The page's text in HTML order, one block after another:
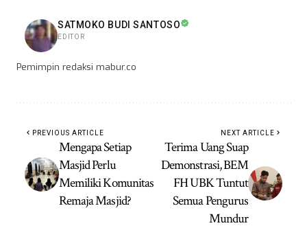
SATMOKO BUDI SANTOSO
EDITOR
Pemimpin redaksi mabur.co
PREVIOUS ARTICLE
Mengapa Setiap
Masjid Perlu
Memiliki Komunitas
Remaja Masjid?
NEXT ARTICLE
Terima Uang Suap
Demonstrasi, BEM
FH UBK Tuntut
Semua Pengurus
Mundur